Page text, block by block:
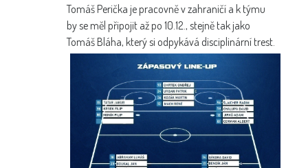
Tomáš Perička je pracovně v zahraničí a k týmu
by se měl připojit až po 10.12., stejně tak jako
Tomáš Bláha, který si odpykává disciplinární trest.